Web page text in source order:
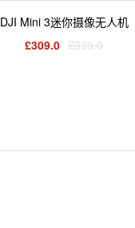
DJI Mini 3迷你摄像无人机
£309.0 £339.0